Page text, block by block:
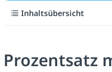
Inhaltsübersicht
Prozentsatz